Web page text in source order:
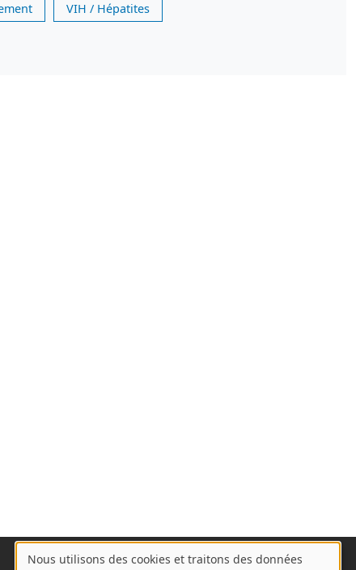
VIH / Hépatites
Nous utilisons des cookies et traitons des données